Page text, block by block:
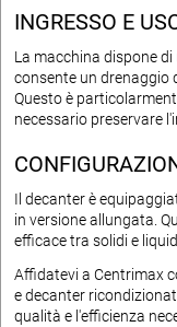
INGRESSO E
La macchina dispone di
consente un drenaggio
Questo è
necessario preservare
Il decanter è
in versione allungata.
efficace tra solidi e
Affidatevi a Centrimax
e decanter
qualità e l'efficienza